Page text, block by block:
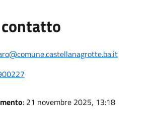
: 21 novembre 2025, 13:18